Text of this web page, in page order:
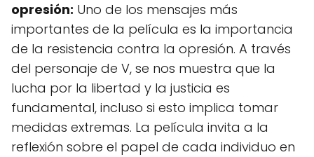
opresión: Uno de los mensajes más
importantes de la película es la importancia
de la resistencia contra la opresión. A través
del personaje de V, se nos muestra que la
lucha por la libertad y la justicia es
fundamental, incluso si esto implica tomar
medidas extremas. La película invita a la
reflexión sobre el papel de cada individuo en